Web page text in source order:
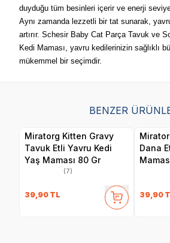
duyduğu tüm besinleri içerir ve enerji
Aynı zamanda lezzetli bir tat sunarak,
artırır. Schesir Baby Cat Parça Tavuk ve
Kedi Maması, yavru kedilerinizin sağlıklı
mükemmel bir seçimdir.
BENZER
Miratorg Kitten Gravy
Tavuk Etli Yavru Kedi
Yaş Maması 80 Gr
(7)
39,90 TL
Dana
39,90